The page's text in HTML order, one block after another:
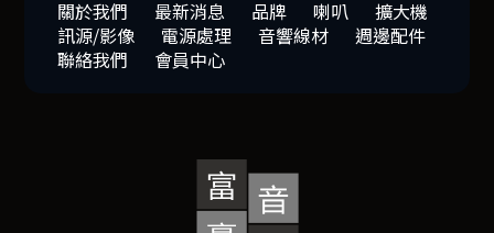
關於我們 最新消息 品牌 喇叭
擴大機
訊源/影像
電源處理 音響線材
週邊配件
聯絡我們
會員中心